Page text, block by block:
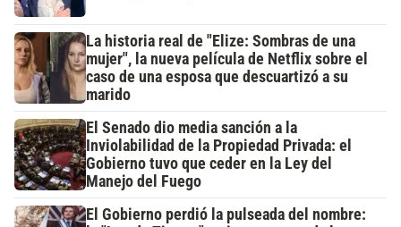
La historia real de "Elize: Sombras de una
mujer", la nueva película de Netflix sobre el
caso de una esposa que descuartizó a su
marido
El Senado dio media sanción a la
Inviolabilidad de la Propiedad Privada: el
Gobierno tuvo que ceder en la Ley del
Manejo del Fuego
El Gobierno perdió la pulseada del nombre: